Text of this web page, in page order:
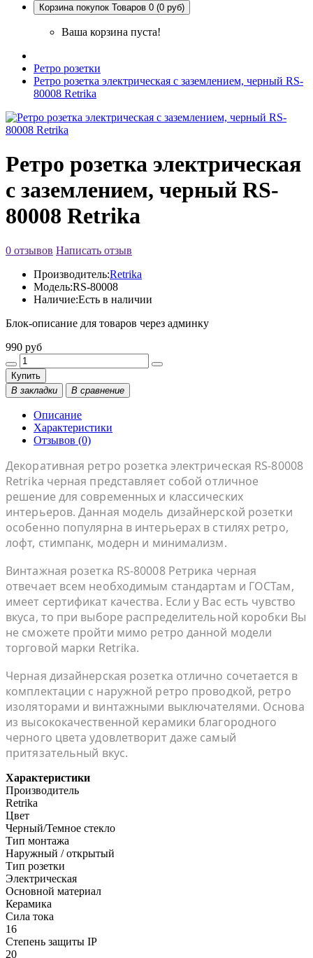
Корзина покупок Товаров 0 (0 руб)
Ваша корзина пуста!
Ретро розетки
Ретро розетка электрическая с заземлением, черный RS-
80008 Retrika
Ретро розетка электрическая
с заземлением, черный RS-
80008 Retrika
0 отзывов Написать отзыв
Производитель:Retrika
Модель:RS-80008
Наличие:Есть в наличии
Блок-описание для товаров через админку
990 руб
Купить
В закладки
В сравнение
Описание
Характеристики
Отзывов (0)
Декоративная ретро розетка электрическая RS-80008
Retrika черная представляет собой отличное
решение для современных и классических
интерьеров. Данная модель дизайнерской розетки
особенно популярна в интерьерах в стилях ретро,
лофт, стимпанк, модерн и минимализм.
Винтажная розетка RS-80008 Ретрика черная
отвечает всем необходимым стандартам и ГОСТам,
имеет сертификат качества. Если у Вас есть чувство
вкуса, то при выборе распределительной коробки Вы
не сможете пройти мимо ретро данной модели
торговой марки Retrika.
Черная дизайнерская розетка отлично сочетается в
комплектации с наружной ретро проводкой, ретро
изоляторами и винтажными выключателями. Основа
из высококачественной керамики благородного
черного цвета удовлетворит даже самый
притязательный вкус.
Характеристики
Производитель
Retrika
Цвет
Черный/Темное стекло
Тип монтажа
Наружный / открытый
Тип розетки
Электрическая
Основной материал
Керамика
Сила тока
16
Степень защиты IP
20